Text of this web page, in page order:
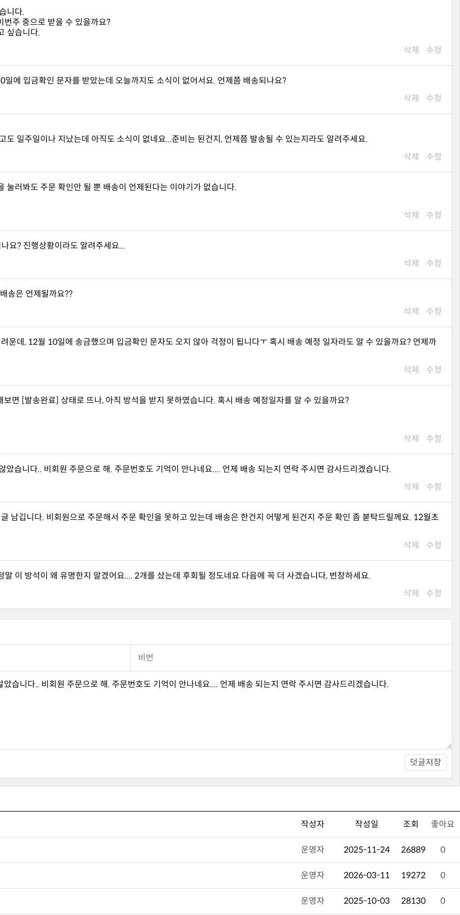
니다.
번주 중으로 받을 수 있을까요?
싶습니다.
삭제 수정
입금확인 문자를 받았는데 오늘까지도 소식이 없어서요. 언제쯤 배송되나요?
삭제 수정
도 일주일이나 지났는데 아직도 소식이 없네요...준비는 된건지, 언제쯤 발송될 수 있는지라도 알려주세요.
삭제 수정
러봐도 주문 확인만 될 뿐 배송이 언제된다는 이야기가 없습니다.
삭제 수정
? 진행상황이라도 알려주세요...
삭제 수정
송은 언제될까요??
삭제 수정
삭제 수정
면 [발송완료] 상태로 뜨나, 아직 방석을 받지 못하였습니다. 혹시 배송 예정일자를 알 수 있을까요?
삭제 수정
습니다.. 비회원 주문으로 해. 주문번호도 기억이 안나네요.... 언제 배송 되는지 연락 주시면 감사드리겠습니다.
삭제 수정
삭제 수정
이 방석이 왜 유명한지 알겠어요.... 2개를 샀는데 후회될 정도네요 다음에 꼭 더 사겠습니다, 번창하세요.
삭제 수정
덧글저장
작성자 작성일 조회 좋아요
운영자 2025-11-24 26889 0
운영자 2026-03-11 19272 0
운영자 2025-10-03 28130 0